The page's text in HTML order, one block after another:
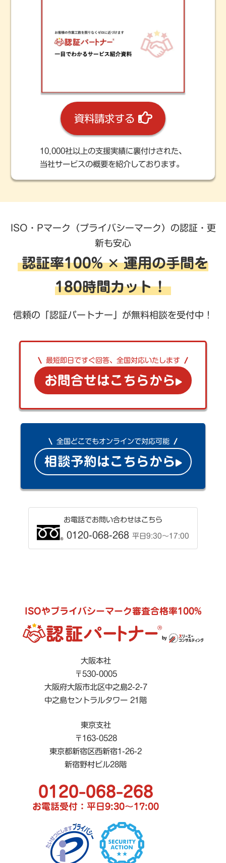
資料請求する
10,000社以上の支援実績に裏付けされた、
当社サービスの概要を紹介しております。
ISO・Pマーク（プライバシーマーク）の認証・更
新も安心
認証率100% ✕ 運用の手間を
180時間カット！
信頼の「認証パートナー」が無料相談を受付中！
最短即日ですぐ回答、全国対応いたします
お問合せはこちらから
全国どこでもオンラインで対応可能
相談予約はこちらから
お電話でお問い合わせはこちら
0120-068-268 平日9:30〜17:00
ISOやプライバシーマーク審査合格率100%
大阪本社
〒530-0005
大阪府大阪市北区中之島2-2-7
中之島セントラルタワー 21階
東京支社
〒163-0528
東京都新宿区西新宿1-26-2
新宿野村ビル28階
0120-068-268
お電話受付：平日9:30〜17:00